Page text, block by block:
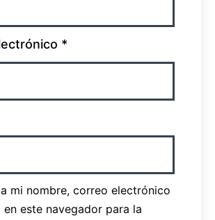
*
mi nombre, correo electrónico
en este navegador para la